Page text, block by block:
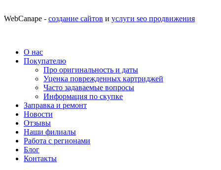
WebCanape - создание сайтов и услуги seo продвижения
О нас
Покупателю
Про оригинальность и даты
Уценка поврежденных картриджей
Часто задаваемые вопросы
Информация по скупке
Заправка и ремонт
Новости
Отзывы
Наши филиалы
Работа с регионами
Блог
Контакты